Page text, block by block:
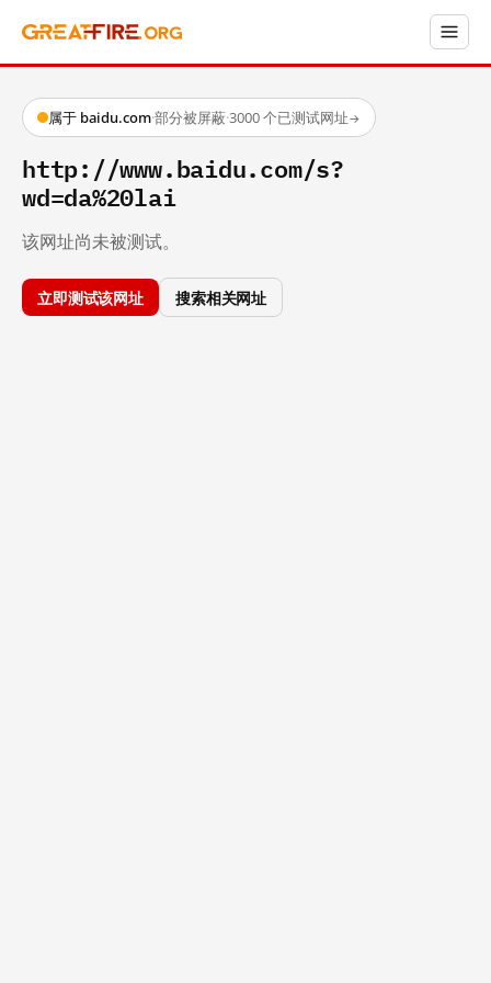
属于 baidu.com·部分被屏蔽·3000 个已测试网址→
http://www.baidu.com/s?
wd=da%20lai
该网址尚未被测试。
立即测试该网址 搜索相关网址